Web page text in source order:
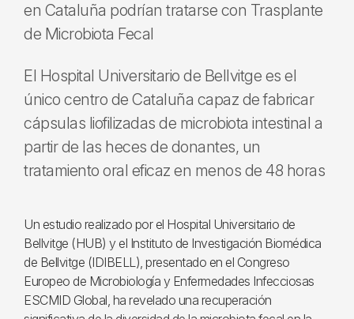
en Cataluña podrían tratarse con Trasplante
de Microbiota Fecal
El Hospital Universitario de Bellvitge es el
único centro de Cataluña capaz de fabricar
cápsulas liofilizadas de microbiota intestinal a
partir de las heces de donantes, un
tratamiento oral eficaz en menos de 48 horas
Un estudio realizado por el Hospital Universitario de
Bellvitge (HUB) y el Instituto de Investigación Biomédica
de Bellvitge (IDIBELL), presentado en el Congreso
Europeo de Microbiología y Enfermedades Infecciosas
ESCMID Global, ha revelado una recuperación